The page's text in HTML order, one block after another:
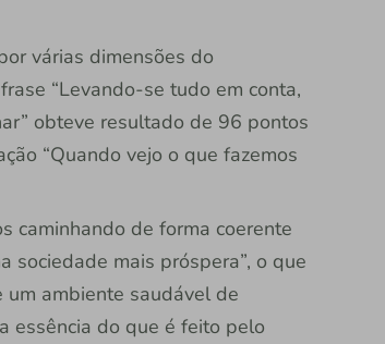
várias dimensões do
“Levando-se tudo em conta,
obteve resultado de 96 pontos
“Quando vejo o que fazemos
caminhando de forma coerente
sociedade mais próspera”, o que
ambiente saudável de
essência do que é feito pelo